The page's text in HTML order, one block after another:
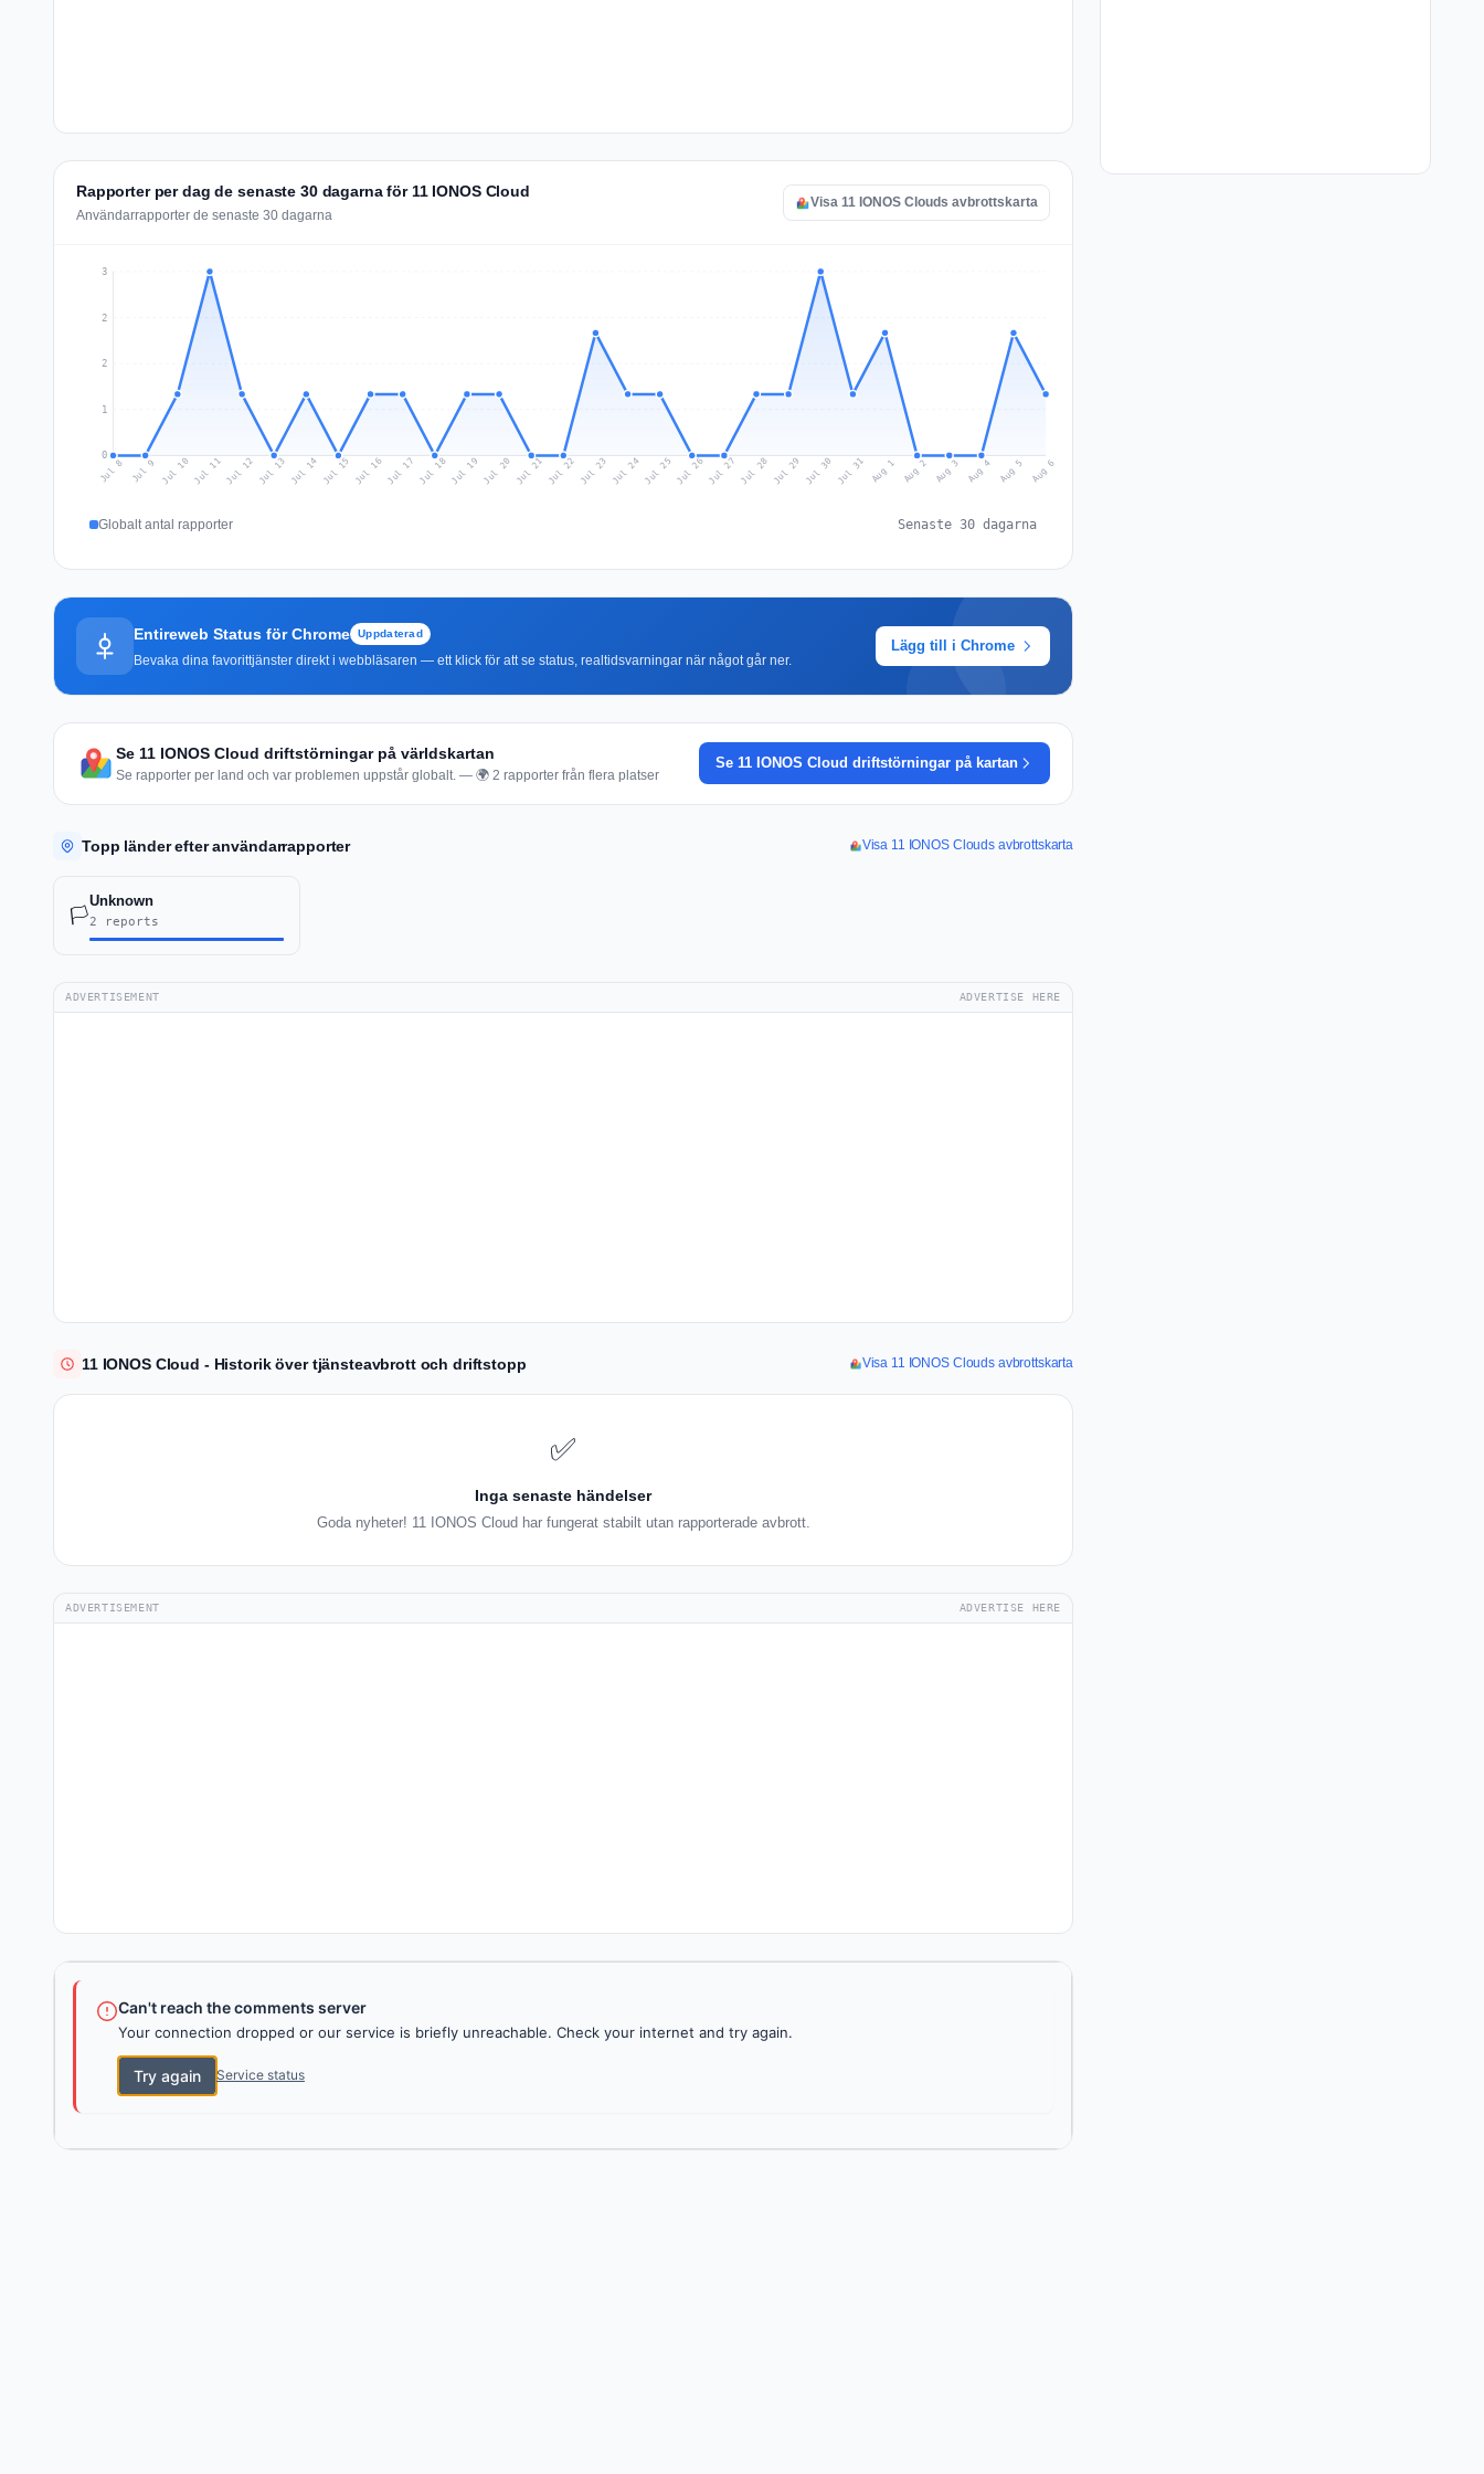
Rapporter per dag de senaste 30 dagarna för 11 IONOS Cloud
Användarrapporter de senaste 30 dagarna
Visa 11 IONOS Clouds avbrottskarta
0
1
2
2
3
Jul 8 Jul 9 Jul 10 Jul 11Jul 12 Jul 13 Jul 14 Jul 15 Jul 16Jul 17 Jul 18Jul 19 Jul 20 Jul 21 Jul 22 Jul 23 Jul 24Jul 25 Jul 26Jul 27 Jul 28 Jul 29 Jul 30 Jul 31 Aug 1 Aug 2 Aug 3 Aug 4 Aug 5 Aug 6
Globalt antal rapporter Senaste 30 dagarna
Entireweb Status för Chrome Uppdaterad
Bevaka dina favorittjänster direkt i webbläsaren — ett klick för att se status, realtidsvarningar när något går ner.
Lägg till i Chrome
Se 11 IONOS Cloud driftstörningar på världskartan
Se rapporter per land och var problemen uppstår globalt. — 🌍 2 rapporter från flera platser
Se 11 IONOS Cloud driftstörningar på kartan
Topp länder efter användarrapporter Visa 11 IONOS Clouds avbrottskarta
🏳️
Unknown
2 reports
ADVERTISEMENT ADVERTISE HERE
11 IONOS Cloud - Historik över tjänsteavbrott och driftstopp Visa 11 IONOS Clouds avbrottskarta
✅
Inga senaste händelser
Goda nyheter! 11 IONOS Cloud har fungerat stabilt utan rapporterade avbrott.
ADVERTISEMENT ADVERTISE HERE
Can't reach the comments server
Your connection dropped or our service is briefly unreachable. Check your internet and try again.
Try again Service status